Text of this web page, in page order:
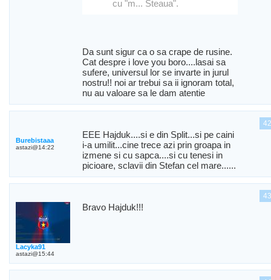
cu "m... Steaua".
Da sunt sigur ca o sa crape de rusine.
Cat despre i love you boro....lasai sa
sufere, universul lor se invarte in jurul
nostru!! noi ar trebui sa ii ignoram total,
nu au valoare sa le dam atentie
42
Burebistaaa
astazi@14:22
EEE Hajduk....si e din Split...si pe caini
i-a umilit...cine trece azi prin groapa in
izmene si cu sapca....si cu tenesi in
picioare, sclavii din Stefan cel mare......
43
Lacyka91
astazi@15:44
Bravo Hajduk!!!